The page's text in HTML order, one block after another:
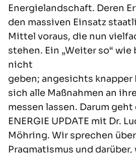
Energielandschaft. Deren
den massiven Einsatz
Mittel voraus, die nun
stehen. Ein „Weiter so“ wie
nicht
geben; angesichts knapper
sich alle Maßnahmen an
messen lassen. Darum geht
ENERGIE UPDATE mit Dr.
Möhring. Wir sprechen
Pragmatismus und darüber,